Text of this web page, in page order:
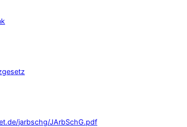
jarbschg/JArbSchG.pdf